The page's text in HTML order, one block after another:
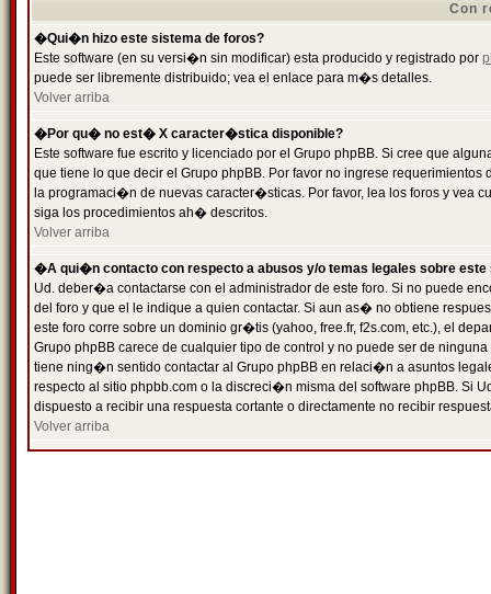
Con
�Qui�n hizo este sistema de foros?
Este software (en su versi�n sin modificar) esta producido y registrado por
puede ser libremente distribuido; vea el enlace para m�s detalles.
Volver arriba
�Por qu� no est� X caracter�stica disponible?
Este software fue escrito y licenciado por el Grupo phpBB. Si cree que
que tiene lo que decir el Grupo phpBB. Por favor no ingrese
la programaci�n de nuevas caracter�sticas. Por favor, lea los foros y vea
siga los procedimientos ah� descritos.
Volver arriba
�A qui�n contacto con respecto a abusos y/o temas legales sobre este
Ud. deber�a contactarse con el administrador de este foro. Si no puede
del foro y que el le indique a quien contactar. Si aun as� no obtiene
este foro corre sobre un dominio gr�tis (yahoo, free.fr, f2s.com, etc.), el
Grupo phpBB carece de cualquier tipo de control y no puede ser de
tiene ning�n sentido contactar al Grupo phpBB en relaci�n a asuntos
respecto al sitio phpbb.com o la discreci�n misma del software phpBB. Si
dispuesto a recibir una respuesta cortante o directamente no recibir
Volver arriba